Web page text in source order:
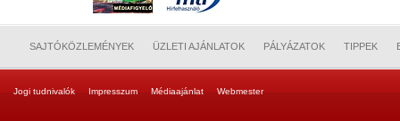
SAJTÓKÖZLEMÉNYEK ÜZLETI AJÁNLATOK PÁLYÁZATOK TIPPEK
Jogi tudnivalók Impresszum Médiaajánlat Webmester